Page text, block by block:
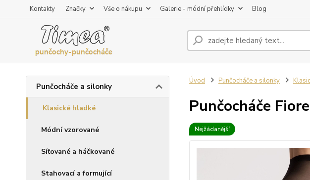
Kontakty Značky Vše o nákupu Galerie - módní přehlídky Blog
Punčocháče a silonky
Klasické hladké
Módní vzorované
Síťované a háčkované
Stahovací a formující
Úvod Punčocháče a silonky
Punčocháče
Nejžádanější